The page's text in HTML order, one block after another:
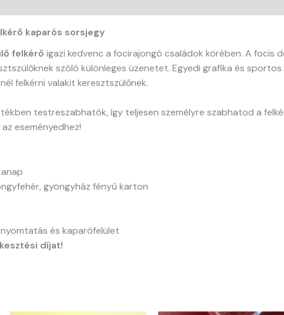
kaparós sorsjegy
felkérő igazi kedvenc a focirajongó családok körében. A focis
szóló különleges üzenetet. Egyedi grafika és
felkérni valakit keresztszülőnek.
testreszabhatók, így teljesen személyre szabhatod a
eseményedhez!
gyöngyház fényű karton
és kaparófelület
díjat!